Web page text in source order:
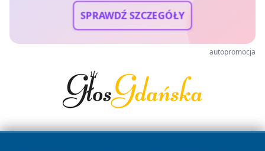
SPRAWDŹ SZCZEGÓŁY
autopromocja